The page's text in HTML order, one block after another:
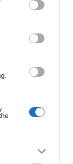
party tags to
in below Google
επιτρέπει
εντός της
αυτός
ταραχών στο
σε